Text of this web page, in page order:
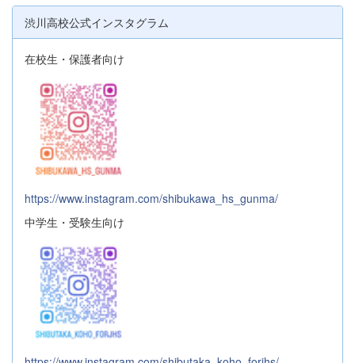
渋川高校公式インスタグラム
在校生・保護者向け
https://www.instagram.com/shibukawa_hs_gunma/
中学生・受験生向け